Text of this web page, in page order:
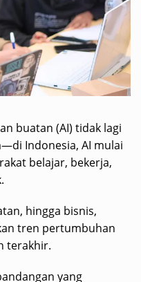
buatan (AI) tidak lagi
Indonesia, AI mulai
belajar, bekerja,
hingga bisnis,
tren pertumbuhan
terakhir.
yang